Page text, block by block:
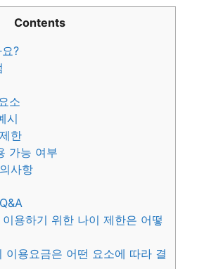
Contents
?
소
시
한
가능 여부
사항
이용하기 위한 나이 제한은 어떻
이용요금은 어떤 요소에 따라 결